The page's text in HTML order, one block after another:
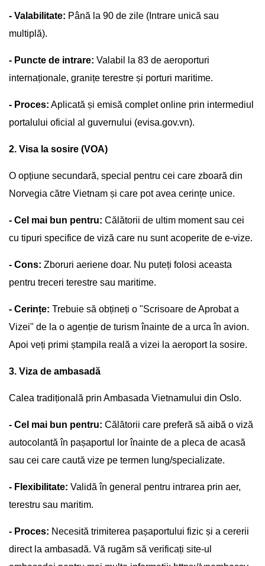
- Valabilitate: Până la 90 de zile (Intrare unică sau
multiplă).
- Puncte de intrare: Valabil la 83 de aeroporturi
internaționale, granițe terestre și porturi maritime.
- Proces: Aplicată și emisă complet online prin intermediul
portalului oficial al guvernului (evisa.gov.vn).
2. Visa la sosire (VOA)
O opțiune secundară, special pentru cei care zboară din
Norvegia către Vietnam și care pot avea cerințe unice.
- Cel mai bun pentru: Călătorii de ultim moment sau cei
cu tipuri specifice de viză care nu sunt acoperite de e-vize.
- Cons: Zboruri aeriene doar. Nu puteți folosi aceasta
pentru treceri terestre sau maritime.
- Cerințe: Trebuie să obțineți o "Scrisoare de Aprobat a
Vizei" de la o agenție de turism înainte de a urca în avion.
Apoi veți primi ștampila reală a vizei la aeroport la sosire.
3. Viza de ambasadă
Calea tradițională prin Ambasada Vietnamului din Oslo.
- Cel mai bun pentru: Călătorii care preferă să aibă o viză
autocolantă în pașaportul lor înainte de a pleca de acasă
sau cei care caută vize pe termen lung/specializate.
- Flexibilitate: Validă în general pentru intrarea prin aer,
terestru sau maritim.
- Proces: Necesită trimiterea pașaportului fizic și a cererii
direct la ambasadă. Vă rugăm să verificați site-ul